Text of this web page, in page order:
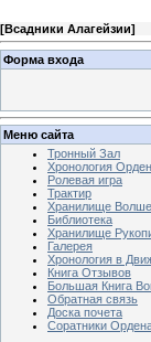
[Всадники Алагейзии]
Форма входа
Меню сайта
Тронный Зал
Хронология
Ролевая игра
Трактир
Хранилище
Библиотека
Хранилище
Галерея
Хронология в
Книга Отзывов
Большая Книга
Обратная связь
Доска почета
Соратники